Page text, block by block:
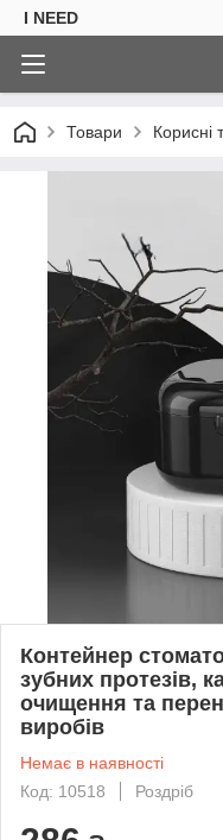
I NEED
Товари Корисні
Контейнер
зубних протезів,
очищення та
виробів
Немає в наявності
Код: 10518
Роздріб